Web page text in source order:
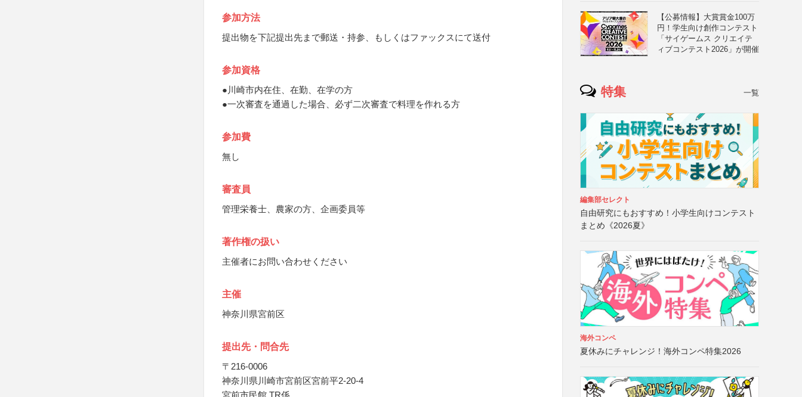
参加方法
提出物を下記提出先まで郵送・持参、もしくはファックスにて送付
参加資格
●川崎市内在住、在勤、在学の方
●一次審査を通過した場合、必ず二次審査で料理を作れる方
参加費
無し
審査員
管理栄養士、農家の方、企画委員等
著作権の扱い
主催者にお問い合わせください
主催
神奈川県宮前区
提出先・問合先
〒216-0006
神奈川県川崎市宮前区宮前平2-20-4
宮前市民館 TR係
【公募情報】大賞賞金100万
円！学生向け創作コンテスト
「サイゲームス クリエイテ
ィブコンテスト2026」が開催
特集 一覧
編集部セレクト
自由研究にもおすすめ！小学生向けコンテスト
まとめ《2026夏》
海外コンペ
夏休みにチャレンジ！海外コンペ特集2026